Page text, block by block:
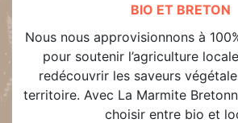
BIO ET BRETON
Nous nous approvisionnons à
pour soutenir l’agriculture
redécouvrir les saveurs
territoire. Avec La Marmite
choisir entre bio et